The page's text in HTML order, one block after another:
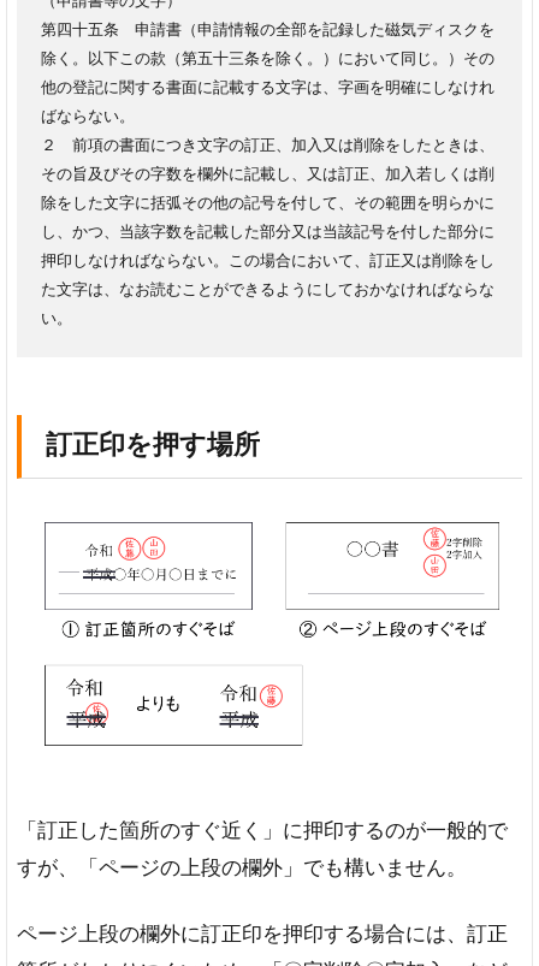
第四十五条 申請書（申請情報の全部を記録した磁気ディスクを
除く。以下この款（第五十三条を除く。）において同じ。）その
他の登記に関する書面に記載する文字は、字画を明確にしなけれ
ばならない。
２ 前項の書面につき文字の訂正、加入又は削除をしたときは、
その旨及びその字数を欄外に記載し、又は訂正、加入若しくは削
除をした文字に括弧その他の記号を付して、その範囲を明らかに
し、かつ、当該字数を記載した部分又は当該記号を付した部分に
押印しなければならない。この場合において、訂正又は削除をし
た文字は、なお読むことができるようにしておかなければならな
い。
訂正印を押す場所
「訂正した箇所のすぐ近く」に押印するのが一般的で
すが、「ページの上段の欄外」でも構いません。
ページ上段の欄外に訂正印を押印する場合には、訂正